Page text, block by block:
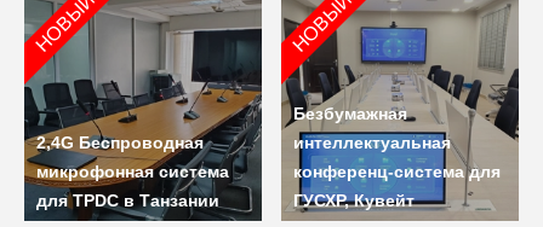
НОВЫЙ
2,4G Беспроводная
микрофонная система
для TPDC в Танзании
НОВЫЙ
Безбумажная
интеллектуальная
конференц-система для
ГУСХР, Кувейт